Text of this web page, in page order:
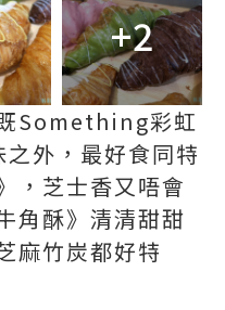
+2
Something彩虹
外，最好食同特
，芝士香又唔會
角酥》清清甜甜
麻竹炭都好特